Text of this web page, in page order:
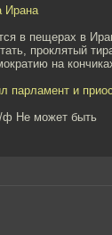
Ирана
в пещерах в
проклятый
на
и
ф Не может быть